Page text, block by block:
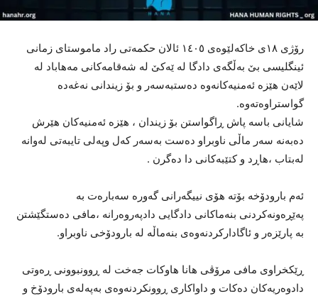
رۆژی ١٨ی خاکەلێوەی ١٤٠٥ ئالان حکمەتی راد ماموستای زمانی
ئینگلیسی بێ بەڵگەی دادگا لە ێەکێ لە شەقامەکانی مەهاباد لە
لاێەن هێزە ئەمنیەکانەوە دەستبەسەر و بۆ زیندانی نەغەدە
گواستراوەتەوە.
شایانی باسە پاش ڕاگواستن بۆ زیندان ، هێزە ئەمنیەکان هێرش
دەبەنە سەر ماڵی ناوبراو دەست بەسەر کەل وپەلی تایبەتی لەوانە
لەبتاب ،هاڕد و کتێبەکانی دا دەگرن .
ئەم بارودۆخە بۆتە هۆی نییگەرانی گەورە سەبارەت بە
پەێڕەونەکردنی بنەماکانی دادگایی دادپەروەرانە ،مافی دەستگێشتن
بە پارێزەر و ئاگادارکردنەوەی بنەماڵە لە بارودۆخی ناوبراو.
ڕێکخراوی مافی مرۆڤی هانا هاوکات جەخت لە ڕوونبوونی ڕەوتی
دادوەریەکان دەکات و داواکاری ڕوونکردنەوەی بەپەلەی بارودۆخ و